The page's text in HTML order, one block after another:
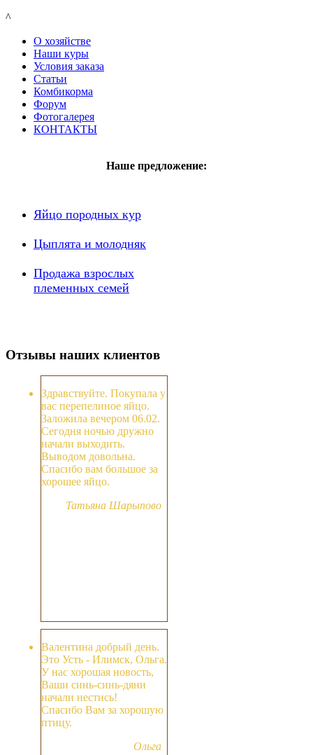
^
О хозяйстве
Наши куры
Условия заказа
Статьи
Комбикорма
Форум
Фотогалерея
КОНТАКТЫ
Наше предложение:
Яйцо породных кур
Цыплята и молодняк
Продажа взрослых
племенных семей
Отзывы наших клиентов
Здравствуйте. Покупала у
вас перепелиное яйцо.
Заложила вечером 06.02.
Сегодня ночью дружно
начали выходить.
Выводом довольна.
Спасибо вам большое за
хорошее яйцо.
Татьяна Шарыпово
Валентина добрый день.
Это Усть - Илимск, Ольга.
У нас хорошая новость,
Ваши синь-синь-дяни
начали нестись!
Спасибо Вам за хорошую
птицу.
Ольга